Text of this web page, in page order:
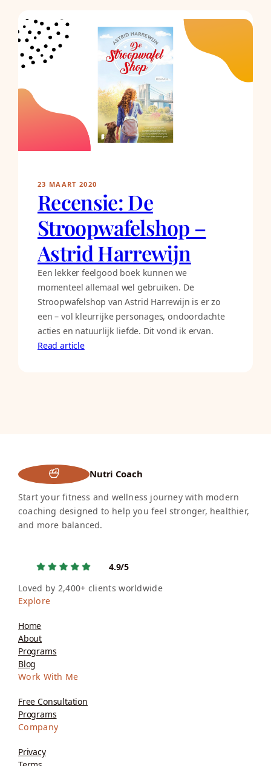
23 MAART 2020
Recensie: De
Stroopwafelshop –
Astrid Harrewijn
Een lekker feelgood boek kunnen we
momenteel allemaal wel gebruiken. De
Stroopwafelshop van Astrid Harrewijn is er zo
een – vol kleurrijke personages, ondoordachte
acties en natuurlijk liefde. Dit vond ik ervan.
Read article
Nutri Coach
Start your fitness and wellness journey with modern
coaching designed to help you feel stronger, healthier,
and more balanced.
4.9/5
Loved by 2,400+ clients worldwide
Explore
Home
About
Programs
Blog
Work With Me
Free Consultation
Programs
Company
Privacy